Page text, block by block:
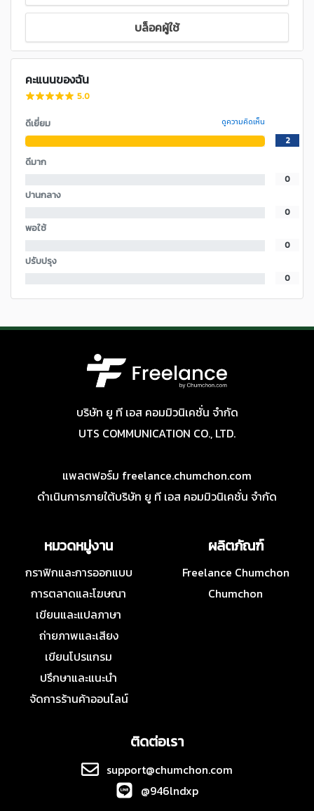
บล็อคผู้ใช้
คะแนนของฉัน
5.0
ดีเยี่ยม ดูความคิดเห็น
2
ดีมาก
0
ปานกลาง
0
พอใช้
0
ปรับปรุง
0
บริษัท ยู ที เอส คอมมิวนิเคชั่น จำกัด
UTS COMMUNICATION CO., LTD.
แพลตฟอร์ม freelance.chumchon.com
ดำเนินการภายใต้บริษัท ยู ที เอส คอมมิวนิเคชั่น จำกัด
หมวดหมู่งาน
กราฟิกและการออกแบบ
การตลาดและโฆษณา
เขียนและแปลภาษา
ถ่ายภาพและเสียง
เขียนโปรแกรม
ปรึกษาและแนะนำ
จัดการร้านค้าออนไลน์
ผลิตภัณฑ์
Freelance Chumchon
Chumchon
ติดต่อเรา
support@chumchon.com
@946lndxp